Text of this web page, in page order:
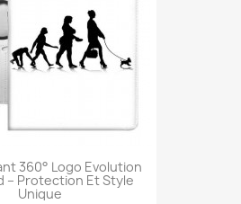
360° Logo Evolution
– Protection Et Style
Unique